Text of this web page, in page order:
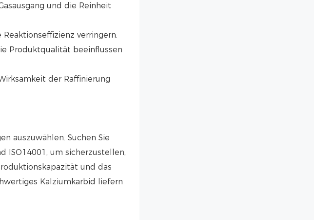
und die Reinheit
verringern.
Produktqualität beeinflussen
der Raffinierung
auszuwählen. Suchen Sie
ISO14001, um sicherzustellen,
und das
Kalziumkarbid liefern